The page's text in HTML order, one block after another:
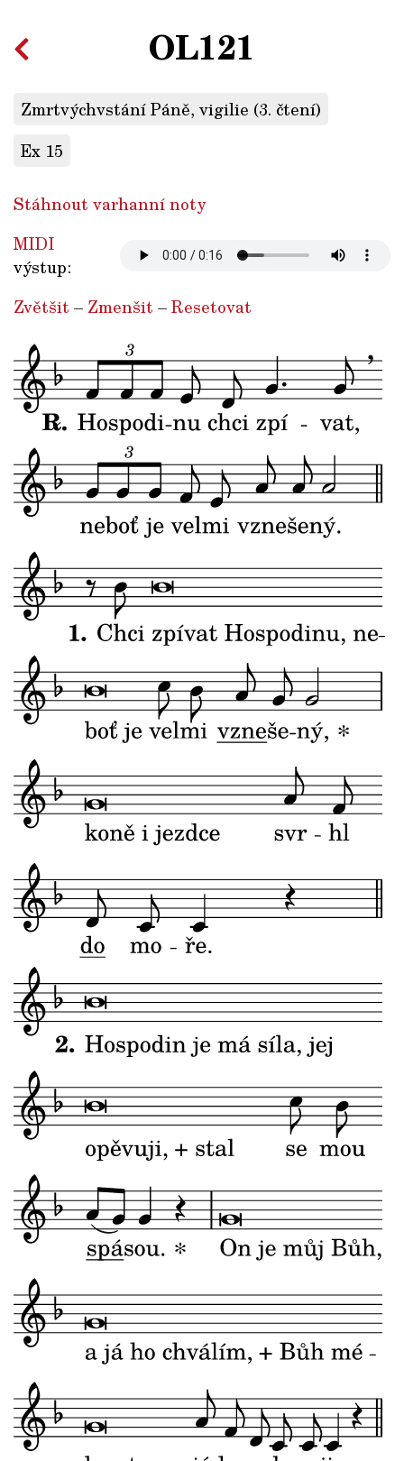
OL121
Zmrtvýchvstání Páně, vigilie (3. čtení)
Ex 15
Stáhnout varhanní noty
MIDI
výstup:
Zvětšit – Zmenšit –Resetovat